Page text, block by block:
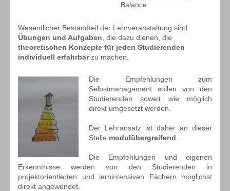
Balance
Wesentlicher Bestandteil der Lehrveranstaltung sind
Übungen und Aufgaben, die dazu dienen, die
theoretischen Konzepte für jeden Studierenden
individuell erfahrbarzu machen.
Die Empfehlungen zum
Selbstmanagement sollen von den
Studierenden soweit wie möglich
direkt umgesetzt werden.
Der Lehransatz ist daher an dieser
Stelle modulübergreifend.
Die Empfehlungen und eigenen
Erkenntnisse werden von den Studierenden in
projektorientierten und lernintensiven Fächern möglichst
direkt angewendet.